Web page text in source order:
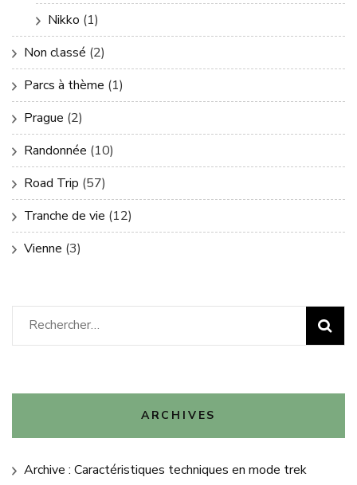
Nikko (1)
Non classé (2)
Parcs à thème (1)
Prague (2)
Randonnée (10)
Road Trip (57)
Tranche de vie (12)
Vienne (3)
Rechercher :
ARCHIVES
Archive : Caractéristiques techniques en mode trek